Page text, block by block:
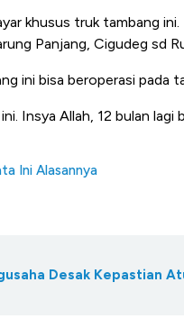
khusus truk tambang ini.
Panjang, Cigudeg sd
ini bisa beroperasi pada
Insya Allah, 12 bulan lagi
Ini Alasannya
Desak Kepastian